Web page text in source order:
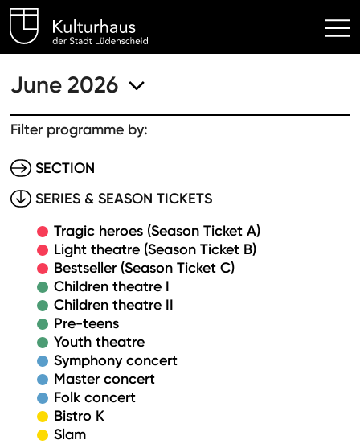
Kulturhaus Lüdenscheid
June 2026
Filter programme by:
SECTION
SERIES & SEASON TICKETS
Tragic heroes (Season Ticket A)
Light theatre (Season Ticket B)
Bestseller (Season Ticket C)
Children theatre I
Children theatre II
Pre-teens
Youth theatre
Symphony concert
Master concert
Folk concert
Bistro K
Slam